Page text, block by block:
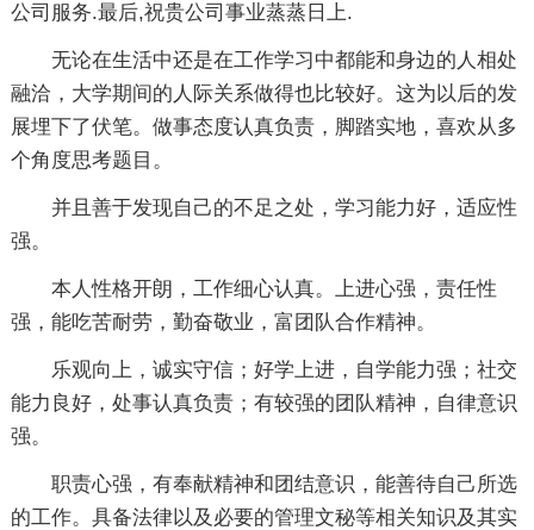
公司服务.最后,祝贵公司事业蒸蒸日上.
无论在生活中还是在工作学习中都能和身边的人相处
融洽，大学期间的人际关系做得也比较好。这为以后的发
展埋下了伏笔。做事态度认真负责，脚踏实地，喜欢从多
个角度思考题目。
并且善于发现自己的不足之处，学习能力好，适应性
强。
本人性格开朗，工作细心认真。上进心强，责任性
强，能吃苦耐劳，勤奋敬业，富团队合作精神。
乐观向上，诚实守信；好学上进，自学能力强；社交
能力良好，处事认真负责；有较强的团队精神，自律意识
强。
职责心强，有奉献精神和团结意识，能善待自己所选
的工作。具备法律以及必要的管理文秘等相关知识及其实